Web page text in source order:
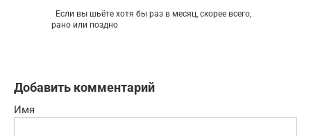
Если вы шьёте хотя бы раз в месяц, скорее всего,
рано или поздно
Добавить комментарий
Имя